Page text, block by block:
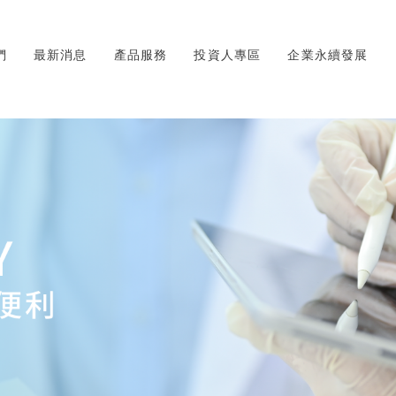
最新消息 產品服務 投資人專區 企業永續發展